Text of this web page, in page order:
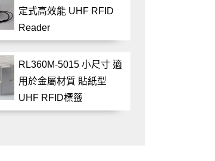
定式高效能 UHF RFID
Reader
RL360M-5015 小尺寸 適
用於金屬材質 貼紙型
UHF RFID標籤